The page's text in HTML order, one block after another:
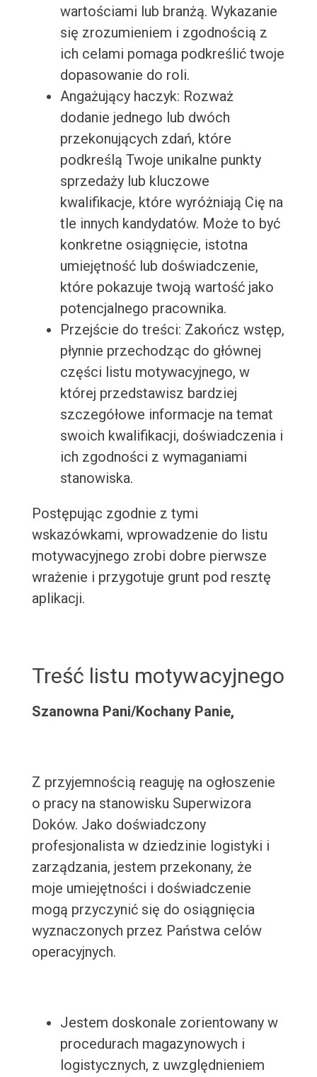
wartościami lub branżą. Wykazanie
się zrozumieniem i zgodnością z
ich celami pomaga podkreślić twoje
dopasowanie do roli.
Angażujący haczyk: Rozważ
dodanie jednego lub dwóch
przekonujących zdań, które
podkreślą Twoje unikalne punkty
sprzedaży lub kluczowe
kwalifikacje, które wyróżniają Cię na
tle innych kandydatów. Może to być
konkretne osiągnięcie, istotna
umiejętność lub doświadczenie,
które pokazuje twoją wartość jako
potencjalnego pracownika.
Przejście do treści: Zakończ wstęp,
płynnie przechodząc do głównej
części listu motywacyjnego, w
której przedstawisz bardziej
szczegółowe informacje na temat
swoich kwalifikacji, doświadczenia i
ich zgodności z wymaganiami
stanowiska.
Postępując zgodnie z tymi
wskazówkami, wprowadzenie do listu
motywacyjnego zrobi dobre pierwsze
wrażenie i przygotuje grunt pod resztę
aplikacji.
Treść listu motywacyjnego
Szanowna Pani/Kochany Panie,
Z przyjemnością reaguję na ogłoszenie
o pracy na stanowisku Superwizora
Doków. Jako doświadczony
profesjonalista w dziedzinie logistyki i
zarządzania, jestem przekonany, że
moje umiejętności i doświadczenie
mogą przyczynić się do osiągnięcia
wyznaczonych przez Państwa celów
operacyjnych.
Jestem doskonale zorientowany w
procedurach magazynowych i
logistycznych, z uwzględnieniem